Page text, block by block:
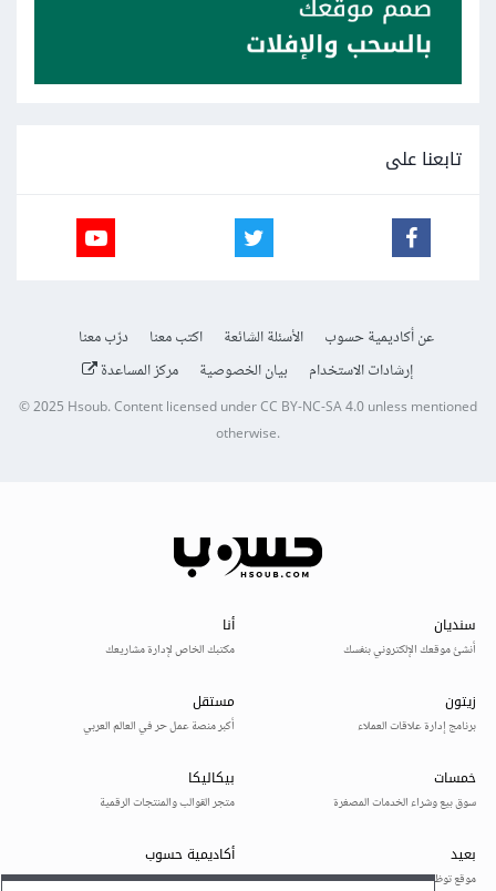
تابعنا على
عن أكاديمية حسوب الأسئلة الشائعة اكتب معنا
درّب معنا
إرشادات الاستخدام
بيان الخصوصية مركز المساعدة
© 2025Hsoub.Content licensed underCC BY-NC-SA 4.0unless mentioned
otherwise.